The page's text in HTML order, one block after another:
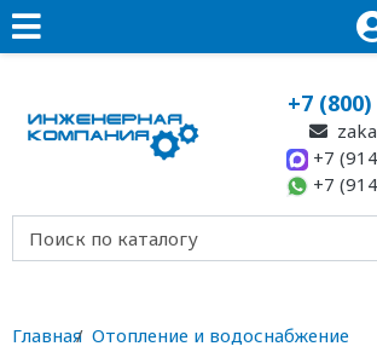
+7
+7
+7
Главная Отопление и водоснабжение